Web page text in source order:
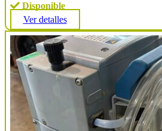
Disponible
Ver detalles